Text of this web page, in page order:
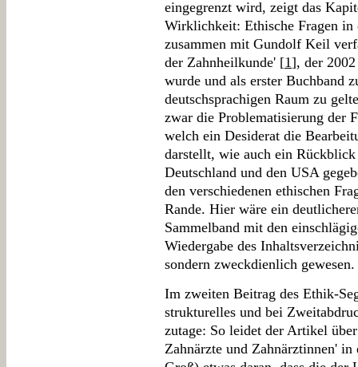
eingegrenzt wird, zeigt das
Wirklichkeit: Ethische Fragen in
zusammen mit Gundolf Keil
der Zahnheilkunde' [1], der
wurde und als erster Buchband
deutschsprachigen Raum zu
zwar die Problematisierung der
welch ein Desiderat die
darstellt, wie auch ein
Deutschland und den USA
den verschiedenen ethischen
Rande. Hier wäre ein
Sammelband mit den
Wiedergabe des
sondern zweckdienlich gewesen.
Im zweiten Beitrag des Ethik-
strukturelles und bei
zutage: So leidet der Artikel
Zahnärzte und Zahnärztinnen'